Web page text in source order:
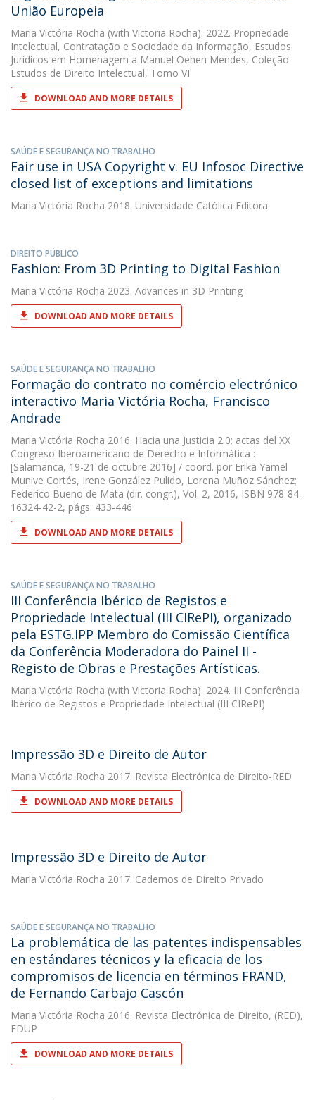
União Europeia
Maria Victória Rocha (with Victoria Rocha). 2022. Propriedade
Intelectual, Contratação e Sociedade da Informação, Estudos
Jurídicos em Homenagem a Manuel Oehen Mendes, Coleção
Estudos de Direito Intelectual, Tomo VI
DOWNLOAD AND MORE DETAILS
SAÚDE E SEGURANÇA NO TRABALHO
Fair use in USA Copyright v. EU Infosoc Directive
closed list of exceptions and limitations
Maria Victória Rocha 2018. Universidade Católica Editora
DIREITO PÚBLICO
Fashion: From 3D Printing to Digital Fashion
Maria Victória Rocha 2023. Advances in 3D Printing
DOWNLOAD AND MORE DETAILS
SAÚDE E SEGURANÇA NO TRABALHO
Formação do contrato no comércio electrónico
interactivo Maria Victória Rocha, Francisco
Andrade
Maria Victória Rocha 2016. Hacia una Justicia 2.0: actas del XX
Congreso Iberoamericano de Derecho e Informática :
[Salamanca, 19-21 de octubre 2016] / coord. por Erika Yamel
Munive Cortés, Irene González Pulido, Lorena Muñoz Sánchez;
Federico Bueno de Mata (dir. congr.), Vol. 2, 2016, ISBN 978-84-
16324-42-2, págs. 433-446
DOWNLOAD AND MORE DETAILS
SAÚDE E SEGURANÇA NO TRABALHO
III Conferência Ibérico de Registos e
Propriedade Intelectual (III CIRePI), organizado
pela ESTG.IPP Membro do Comissão Científica
da Conferência Moderadora do Painel II -
Registo de Obras e Prestações Artísticas.
Maria Victória Rocha (with Victoria Rocha). 2024. III Conferência
Ibérico de Registos e Propriedade Intelectual (III CIRePI)
Impressão 3D e Direito de Autor
Maria Victória Rocha 2017. Revista Electrónica de Direito-RED
DOWNLOAD AND MORE DETAILS
Impressão 3D e Direito de Autor
Maria Victória Rocha 2017. Cadernos de Direito Privado
SAÚDE E SEGURANÇA NO TRABALHO
La problemática de las patentes indispensables
en estándares técnicos y la eficacia de los
compromisos de licencia en términos FRAND,
de Fernando Carbajo Cascón
Maria Victória Rocha 2016. Revista Electrónica de Direito, (RED),
FDUP
DOWNLOAD AND MORE DETAILS